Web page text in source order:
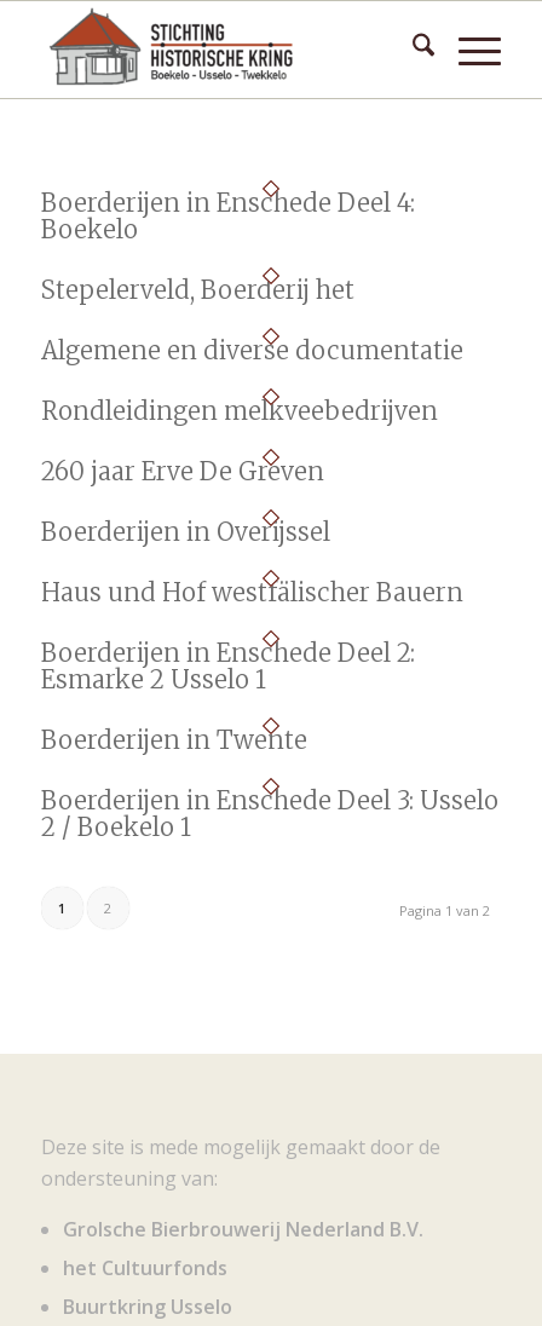
Boerderijen in Enschede Deel 4:
Boekelo
Stepelerveld, Boerderij het
Algemene en diverse documentatie
Rondleidingen melkveebedrijven
260 jaar Erve De Greven
Boerderijen in Overijssel
Haus und Hof westfälischer Bauern
Boerderijen in Enschede Deel 2:
Esmarke 2 Usselo 1
Boerderijen in Twente
Boerderijen in Enschede Deel 3: Usselo
2 / Boekelo 1
Pagina 1 van 2
1 2
Deze site is mede mogelijk gemaakt door de
ondersteuning van:
Grolsche Bierbrouwerij Nederland B.V.
het Cultuurfonds
Buurtkring Usselo